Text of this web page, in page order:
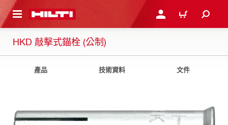
主要內容 登入或註冊購物車
HKD 敲擊式錨栓 (公制)
產品 技術資料 文件